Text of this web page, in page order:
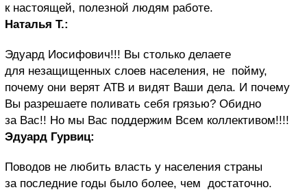
к настоящей, полезной людям работе.
Наталья Т.:
Эдуард Иосифович!!! Вы столько делаете
для незащищенных слоев населения, не пойму,
почему они верят АТВ и видят Ваши дела. И почему
Вы разрешаете поливать себя грязью? Обидно
за Вас!! Но мы Вас поддержим Всем коллективом!!!!
Эдуард Гурвиц:
Поводов не любить власть у населения страны
за последние годы было более, чем достаточно.